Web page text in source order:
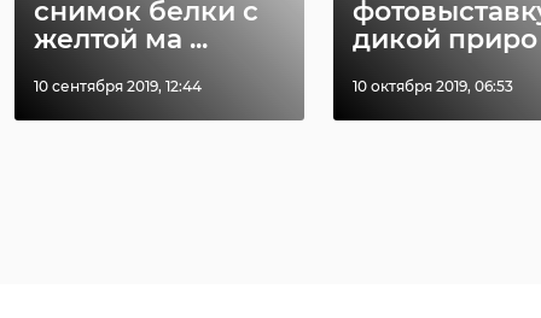
снимок белки с
желтой ма ...
10 сентября 2019, 12:44
дикой приро
10 октября 2019, 06:53